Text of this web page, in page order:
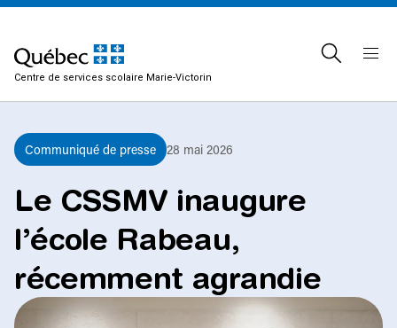
Centre de services scolaire Marie-Victorin
Communiqué de presse 28 mai 2026
Le CSSMV inaugure
l’école Rabeau,
récemment agrandie